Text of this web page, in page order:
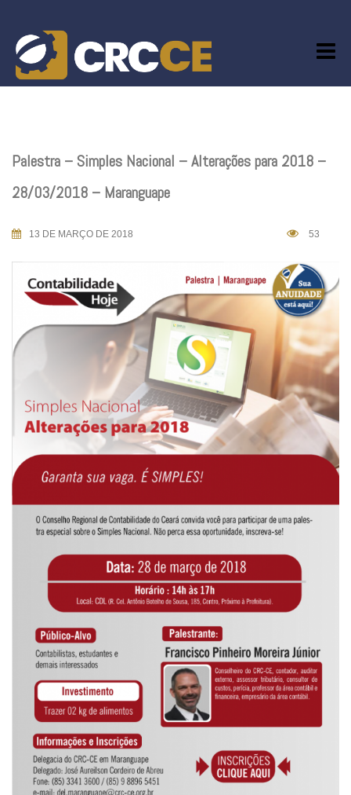
content
Palestra – Simples Nacional – Alterações para 2018 –
28/03/2018 – Maranguape
13 DE MARÇO DE 2018 53